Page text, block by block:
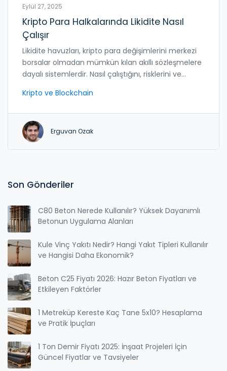
Eylül 27, 2025
Kripto Para Halkalarında Likidite Nasıl
Çalışır
Likidite havuzları, kripto para değişimlerini merkezi
borsalar olmadan mümkün kılan akıllı sözleşmelere
dayalı sistemlerdir. Nasıl çalıştığını, risklerini ve
Kripto ve Blockchain
Erguvan Ozak
Son Gönderiler
C80 Beton Nerede Kullanılır? Yüksek Dayanımlı
Betonun Uygulama Alanları
Kule Vinç Yakıtı Nedir? Hangi Yakıt Tipleri Kullanılır
ve Hangisi Daha Ekonomik?
Beton C25 Fiyatı 2026: Hazır Beton Fiyatları ve
Etkileyen Faktörler
1 Metreküp Kereste Kaç Tane 5x10? Hesaplama
ve Pratik İpuçları
1 Ton Demir Fiyatı 2025: İnşaat Projeleri İçin
Güncel Fiyatlar ve Tavsiyeler